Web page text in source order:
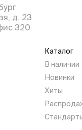
д. 23
320
Каталог
В наличии
Новинки
Хиты